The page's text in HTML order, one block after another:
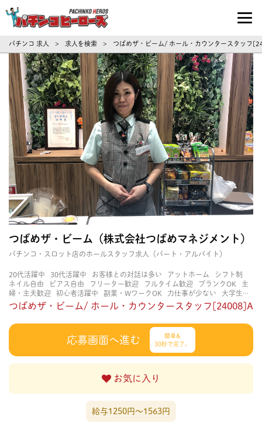
パチンコ求人・転職ならパチンコヒーロ
パチンコ 求人 > 求人を検索 > つばめザ・ビーム/ ホール・カウンタースタッフ
つばめザ・ビーム（株式会社つばめマネジメント）
パチンコ・スロット店のホールスタッフ求人（パート・アルバイト）
20代活躍中 30代活躍中 お客様との対話は多い アットホーム
シフト制
ネイル自由
ピアス自由 フリーター歓迎 フルタイム歓迎 ブランクOK
主
婦・主夫歓迎
初心者活躍中 副業・WワークOK 力仕事が少ない
大学生歓
迎
学歴不問 知識・経験不要 研修あり 立ち仕事
経験者・有資格者歓迎
賑やかな職場
長く働ける 長期歓迎 髪型自由 髪色自由
つばめザ・ビーム/ ホール・カウンタースタッフ[24008]A
応募画面へ進む
簡単&
30秒で完了♩
お気に入り
給与1250円〜1563円